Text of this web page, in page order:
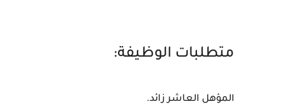
متطلبات الوظيفة:
المؤهل العاشر زائد.